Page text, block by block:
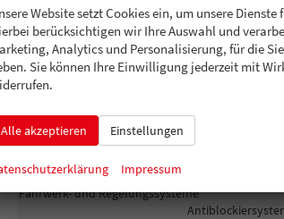
Dachreling
Herstellerpaket
Scheiben, Verglasung
Getönte
Räder & Technik
Antriebsachse
Bremsen
Fahrwerk- und Regelungssysteme
Website setzt Cookies ein, um unsere
berücksichtigen wir Ihre Auswahl und
Analytics und Personalisierung, für die
Sie können Ihre Einwilligung jederzeit mit
Alle akzeptieren Einstellungen
Impressum